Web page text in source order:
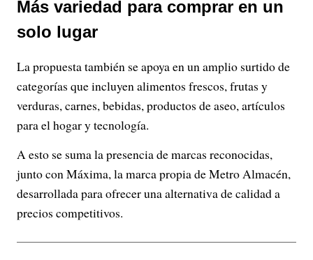
Más variedad para comprar en un
solo lugar
La propuesta también se apoya en un amplio surtido de
categorías que incluyen alimentos frescos, frutas y
verduras, carnes, bebidas, productos de aseo, artículos
para el hogar y tecnología.
A esto se suma la presencia de marcas reconocidas,
junto con Máxima, la marca propia de Metro Almacén,
desarrollada para ofrecer una alternativa de calidad a
precios competitivos.